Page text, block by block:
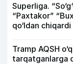
Superliga.
“Paxtakor”
qo‘ldan chiqardi
Tramp AQSH
tarqatganlarga